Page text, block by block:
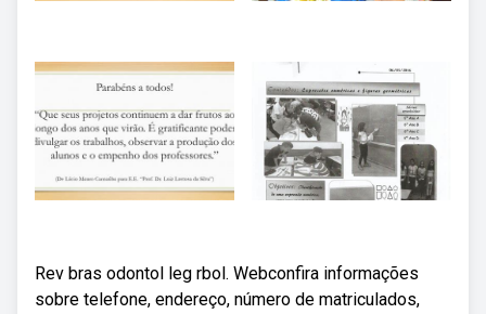
Rev bras odontol leg rbol. Webconfira informações
sobre telefone, endereço, número de matriculados,